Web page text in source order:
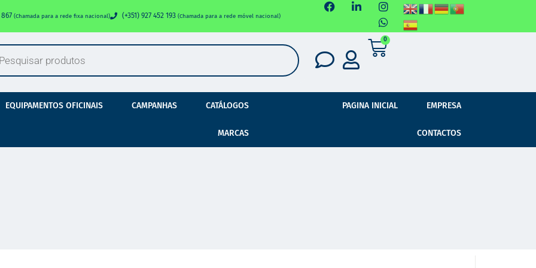
867 (Chamada para a rede fixa nacional) (+351) 927 452 193 (Chamada para a rede móvel nacional)
0
EQUIPAMENTOS OFICINAIS CAMPANHAS CATÁLOGOS
MARCAS
PAGINA INICIAL EMPRESA
CONTACTOS